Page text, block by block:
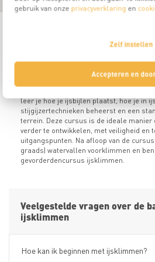
gebruik van onze privacyverklaring en
Zelf instellen
Accepteren en
De basiscursus ijsklimmen
Met de basiscursus ijsklimmen van
alleen de basistechnieken van het
kennis met de adembenemende,
leer je hoe je ijsbijlen plaatst, hoe je in
stijgijzertechnieken beheerst en een
terrein. Deze cursus is de ideale manier
verder te ontwikkelen, met veiligheid en
uitgangspunten. Na afloop van de
graads) watervallen voorklimmen en
gevorderdencursus ijsklimmen.
Veelgestelde vragen over de
ijsklimmen
Hoe kan ik beginnen met ijsklimmen?